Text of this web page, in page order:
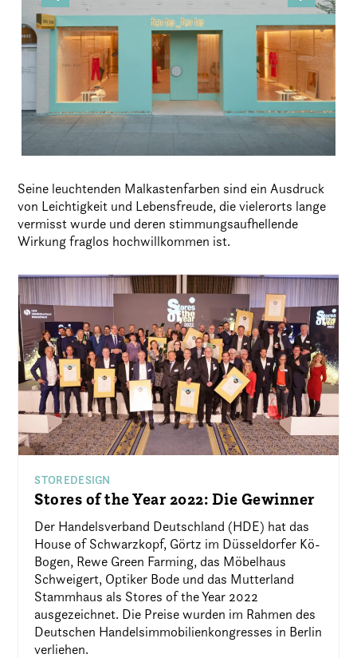
Seine leuchtenden Malkastenfarben sind ein Ausdruck
von Leichtigkeit und Lebensfreude, die vielerorts lange
vermisst wurde und deren stimmungsaufhellende
Wirkung fraglos hochwillkommen ist.
STOREDESIGN
Stores of the Year 2022: Die Gewinner
Der Handelsverband Deutschland (HDE) hat das
House of Schwarzkopf, Görtz im Düsseldorfer Kö-
Bogen, Rewe Green Farming, das Möbelhaus
Schweigert, Optiker Bode und das Mutterland
Stammhaus als Stores of the Year 2022
ausgezeichnet. Die Preise wurden im Rahmen des
Deutschen Handelsimmobilienkongresses in Berlin
verliehen.